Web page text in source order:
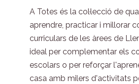
A Totes és la col·lecció de
aprendre, practicar i millorar
curriculars de les àrees de
ideal per complementar els
escolars o per reforçar
casa amb milers d'activitats